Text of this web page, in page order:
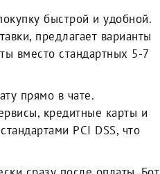
быстрой и удобной.
предлагает варианты
вместо стандартных 5-7
прямо в чате.
кредитные карты и
PCI DSS, что